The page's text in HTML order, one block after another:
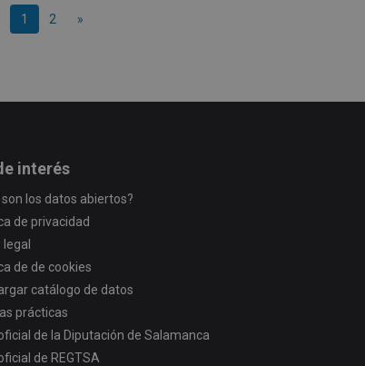
1 2 »
interés
son los datos abiertos?
de privacidad
de de cookies
catálogo de datos
prácticas
de la Diputación de Salamanca
de REGTSA